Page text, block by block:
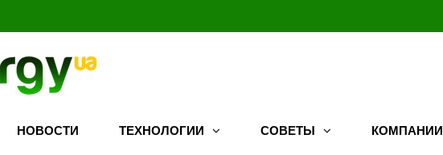
НОВОСТИ ТЕХНОЛОГИИ СОВЕТЫ КОМПАНИИ